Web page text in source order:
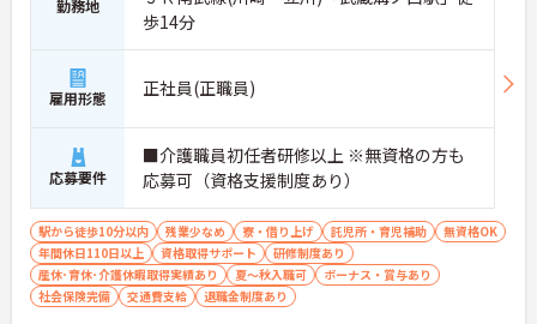
勤務地
歩14分
雇用形態 正社員(正職員)
応募要件
■介護職員初任者研修以上 ※無資格の方も
応募可（資格支援制度あり）
駅から徒歩10分以内 残業少なめ 寮・借り上げ 託児所・育児補助
無資格OK
年間休日110日以上
資格取得サポート
研修制度あり
産休･育休･介護休暇取得実績あり
夏～秋入職可
ボーナス・賞与あり
社会保険完備
交通費支給 退職金制度あり